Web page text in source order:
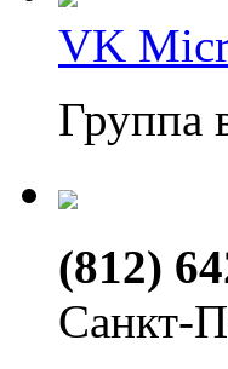
VK
Группа
(812)
Санкт-